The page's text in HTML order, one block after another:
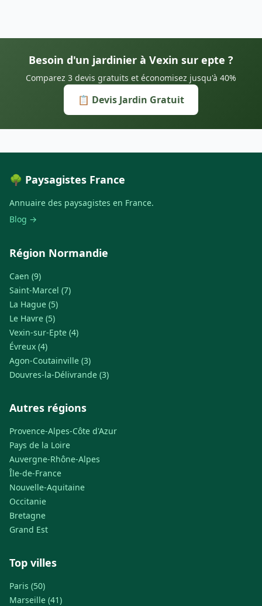
Besoin d'un jardinier à Vexin sur epte ?
Comparez 3 devis gratuits et économisez jusqu'à 40%
📋 Devis Jardin Gratuit
🌳 Paysagistes France
Annuaire des paysagistes en France.
Blog →
Région Normandie
Caen (9)
Saint-Marcel (7)
La Hague (5)
Le Havre (5)
Vexin-sur-Epte (4)
Évreux (4)
Agon-Coutainville (3)
Douvres-la-Délivrande (3)
Autres régions
Provence-Alpes-Côte d'Azur
Pays de la Loire
Auvergne-Rhône-Alpes
Île-de-France
Nouvelle-Aquitaine
Occitanie
Bretagne
Grand Est
Top villes
Paris (50)
Marseille (41)